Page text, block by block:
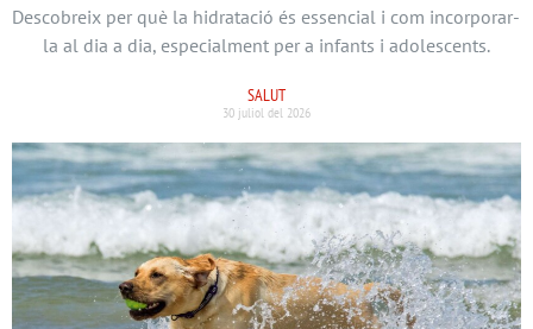
Descobreix per què la hidratació és essencial i com incorporar-
la al dia a dia, especialment per a infants i adolescents.
SALUT
30 juliol del 2026